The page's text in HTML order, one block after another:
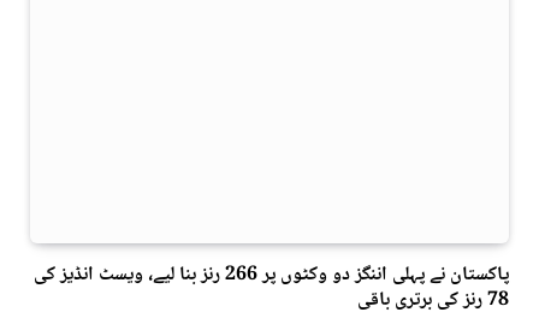
پاکستان نے پہلی اننگز دو وکٹوں پر 266 رنز بنا لیے، ویسٹ انڈیز کی
78 رنز کی برتری باقی